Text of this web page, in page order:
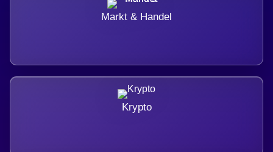
Markt & Handel
Krypto